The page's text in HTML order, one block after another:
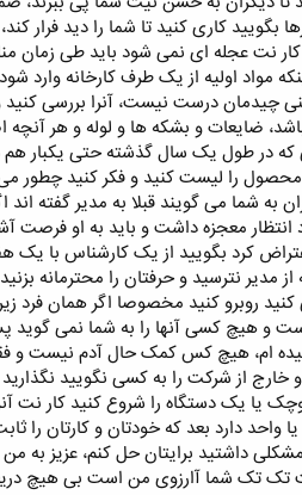
بگویید کاری کنید تا شما را دید
نت عجله ای نمی شود باید طی زمان
مواد اولیه از یک طرف کارخانه وارد
چیدمان درست نیست، آنرا بررسی کنید
ضایعات و بشکه ها و لوله و هر
در طول یک سال گذشته حتی یکبار هم
را لیست کنید و فکر کنید چطور می
به شما می گویند قبلا به مدیر گفته
انتظار معجزه داشت و باید به او
کرد بگویید از یک کارشناس با یک
از مدیر نترسید و حرفتان را
روبرو کنید مخصوصا اگر همان فرد
و هیچ کسی آنها را به شما نمی گوید
ام، هیچ کس کمک حال آدم نیست و
خارج از شرکت را به کسی نگویید
یا یک دستگاه را شروع کنید کار نت
واحد دارد بعد که خودتان و کارتان را
داشتید برایتان حل کنم، عزیز به
تک تک شما آارزوی من است بی هیچ